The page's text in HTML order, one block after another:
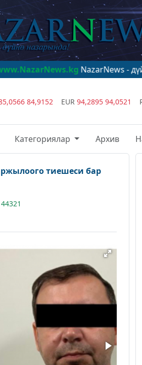
NazarNews - дүйнө
84,9152 EUR 94,2895 94,0521
Категориялар Архив
тиешеси бар
44321